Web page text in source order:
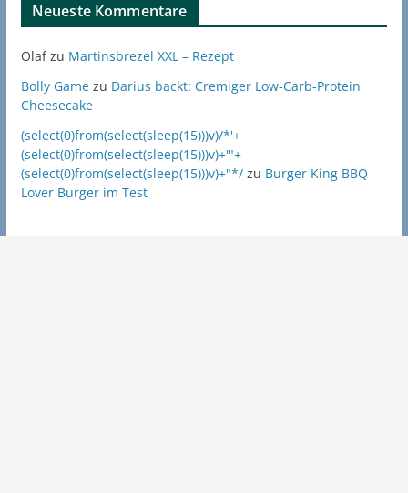
Neueste Kommentare
Olafzu Martinsbrezel XXL – Rezept
Bolly Gamezu Darius backt: Cremiger Low-Carb-Protein
Cheesecake
(select(0)from(select(sleep(15)))v)/*'+
(select(0)from(select(sleep(15)))v)+'"+
(select(0)from(select(sleep(15)))v)+"*/zu Burger King BBQ
Lover Burger im Test